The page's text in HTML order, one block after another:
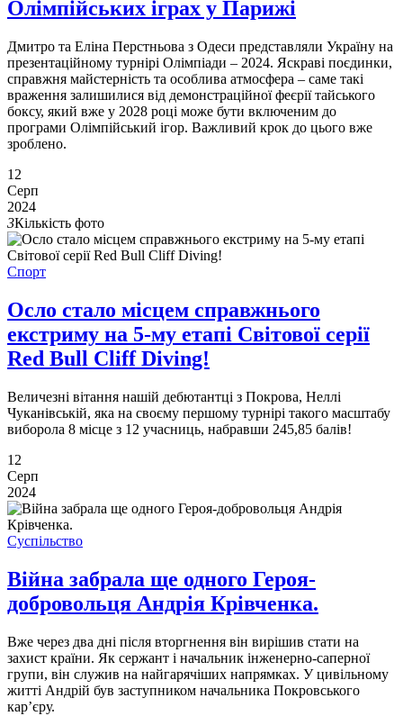
Олімпійських іграх у Парижі
Дмитро та Еліна Перстньова з Одеси представляли Україну на
презентаційному турнірі Олімпіади – 2024. Яскраві поєдинки,
справжня майстерність та особлива атмосфера – саме такі
враження залишилися від демонстраційної феєрії тайського
боксу, який вже у 2028 році може бути включеним до
програми Олімпійський ігор. Важливий крок до цього вже
зроблено.
12
Серп
2024
3Кількість фото
Спорт
Осло стало місцем справжнього
екстриму на 5-му етапі Світової серії
Red Bull Cliff Diving!
Величезні вітання нашій дебютантці з Покрова, Неллі
Чуканівській, яка на своєму першому турнірі такого масштабу
виборола 8 місце з 12 учасниць, набравши 245,85 балів!
12
Серп
2024
Суспільство
Війна забрала ще одного Героя-
добровольця Андрія Крівченка.
Вже через два дні після вторгнення він вирішив стати на
захист країни. Як сержант і начальник інженерно-саперної
групи, він служив на найгарячіших напрямках. У цивільному
житті Андрій був заступником начальника Покровського
кар’єру.